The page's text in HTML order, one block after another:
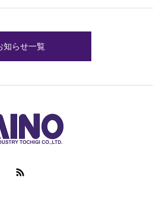
知らせ一覧